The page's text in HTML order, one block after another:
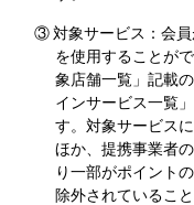
③対象サービス：会
を使用することが
象店舗一覧」記載
インサービス一覧
す。対象サービス
ほか、提携事業者
り一部がポイント
除外されていること